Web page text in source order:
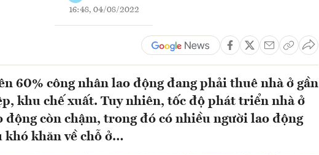
16:48, 04/08/2022
60% công nhân lao động đang phải thuê nhà ở gần
khu chế xuất. Tuy nhiên, tốc độ phát triển nhà ở
động còn chậm, trong đó có nhiều người lao động
khó khăn về chỗ ở…